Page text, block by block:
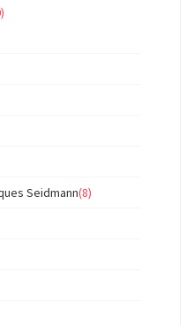
Seidmann(8)